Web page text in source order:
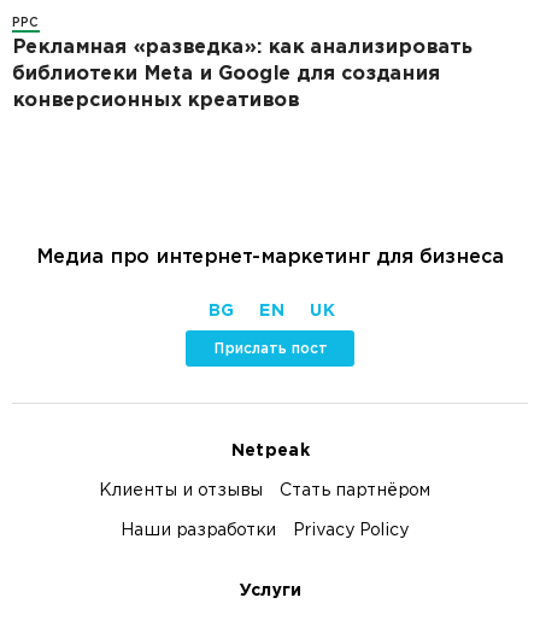
PPC
Рекламная «разведка»: как анализировать
библиотеки Meta и Google для создания
конверсионных креативов
Медиа про интернет-маркетинг для бизнеса
BG EN UK
Прислать пост
Netpeak
Клиенты и отзывы Стать партнёром
Наши разработки Privacy Policy
Услуги